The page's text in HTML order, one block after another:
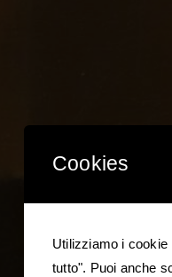
Cookies
Utilizziamo i
tutto". Puoi anche